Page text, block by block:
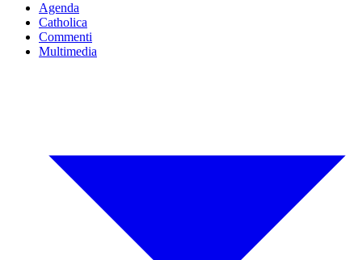
Agenda
Catholica
Commenti
Multimedia